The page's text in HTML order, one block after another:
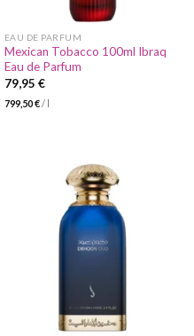
EAU DE PARFUM
Mexican Tobacco 100ml Ibraq
Eau de Parfum
79,95 €
799,50€/ l